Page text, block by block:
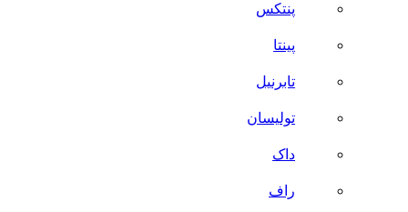
پنتکس
پینتا
تابرنیل
تولیسان
داک
راف